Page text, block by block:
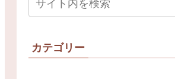
カテゴリー